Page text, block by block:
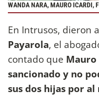
WANDA NARA, MAURO ICARDI,
En Intrusos, dieron
Payarola, el
contado que
sancionado y no
sus dos hijas por